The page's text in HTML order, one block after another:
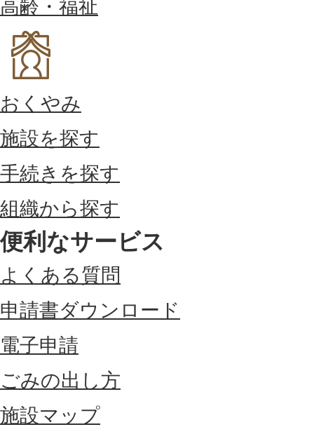
高齢・福祉
おくやみ
施設を探す
手続きを探す
組織から探す
便利なサービス
よくある質問
申請書ダウンロード
電子申請
ごみの出し方
施設マップ